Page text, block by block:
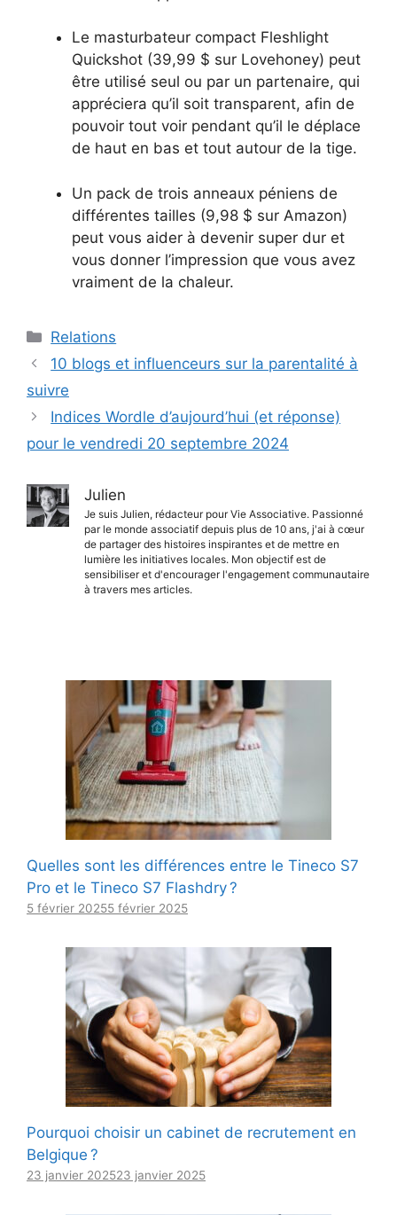
Le masturbateur compact Fleshlight
Quickshot (39,99 $ sur Lovehoney) peut
être utilisé seul ou par un partenaire, qui
appréciera qu’il soit transparent, afin de
pouvoir tout voir pendant qu’il le déplace
de haut en bas et tout autour de la tige.
Un pack de trois anneaux péniens de
différentes tailles (9,98 $ sur Amazon)
peut vous aider à devenir super dur et
vous donner l’impression que vous avez
vraiment de la chaleur.
Catégories
Relations
10 blogs et influenceurs sur la parentalité à
suivre
Indices Wordle d’aujourd’hui (et réponse)
pour le vendredi 20 septembre 2024
Julien
Je suis Julien, rédacteur pour Vie Associative. Passionné
par le monde associatif depuis plus de 10 ans, j'ai à cœur
de partager des histoires inspirantes et de mettre en
lumière les initiatives locales. Mon objectif est de
sensibiliser et d'encourager l'engagement communautaire
à travers mes articles.
Quelles sont les différences entre le Tineco S7
Pro et le Tineco S7 Flashdry ?
5 février 20255 février 2025
Pourquoi choisir un cabinet de recrutement en
Belgique ?
23 janvier 202523 janvier 2025